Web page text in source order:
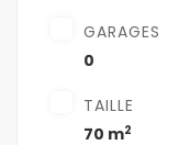
GARAGES
0
TAILLE
70 m2